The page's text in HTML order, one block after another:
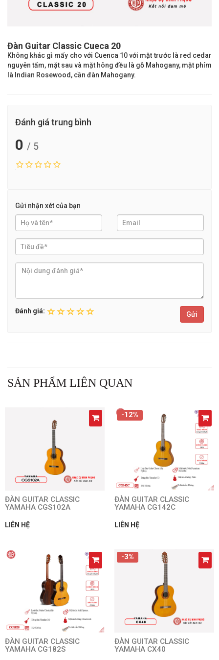
Đàn Guitar Classic Cueca 20
Không khác gì mấy cho với Cuenca 10 với mặt trước là red cedar
nguyên tấm, mặt sau và mặt hông đều là gỗ Mahogany, mặt phím
là Indian Rosewood, cần đàn Mahogany.
Đánh giá trung bình
0 / 5
Gửi nhận xét của bạn
Đánh giá: Gửi
SẢN PHẨM LIÊN QUAN
ĐÀN GUITAR CLASSIC
YAMAHA CGS102A
LIÊN HỆ
-12%
ĐÀN GUITAR CLASSIC
YAMAHA CG142C
LIÊN HỆ
ĐÀN GUITAR CLASSIC
YAMAHA CG182S
-3%
ĐÀN GUITAR CLASSIC
YAMAHA CX40